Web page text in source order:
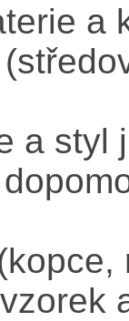
a
a styl